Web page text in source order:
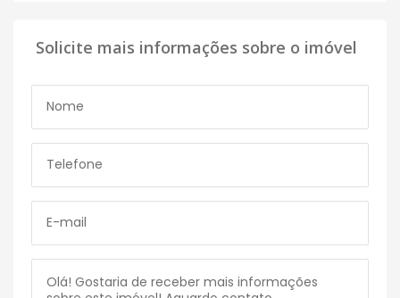
Solicite mais informações sobre o imóvel